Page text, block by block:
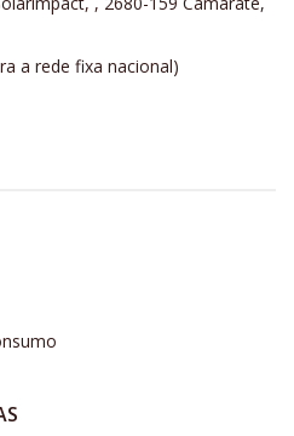
a rede fixa nacional)